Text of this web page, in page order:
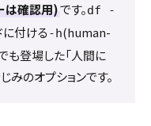
は確認用)です。df -
に付ける-h(human-
も登場した「人間に
のオプションです。